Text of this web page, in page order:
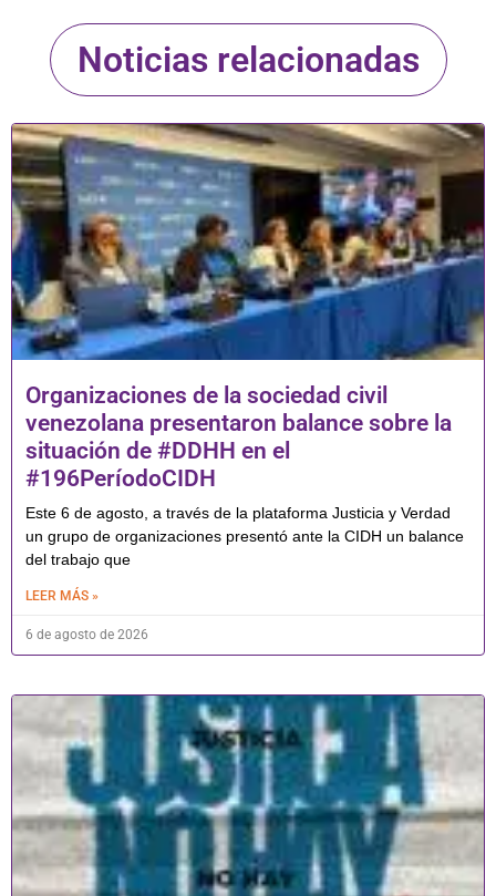
Noticias relacionadas
Organizaciones de la sociedad civil
venezolana presentaron balance sobre la
situación de #DDHH en el
#196PeríodoCIDH
Este 6 de agosto, a través de la plataforma Justicia y Verdad
un grupo de organizaciones presentó ante la CIDH un balance
del trabajo que
LEER MÁS »
6 de agosto de 2026